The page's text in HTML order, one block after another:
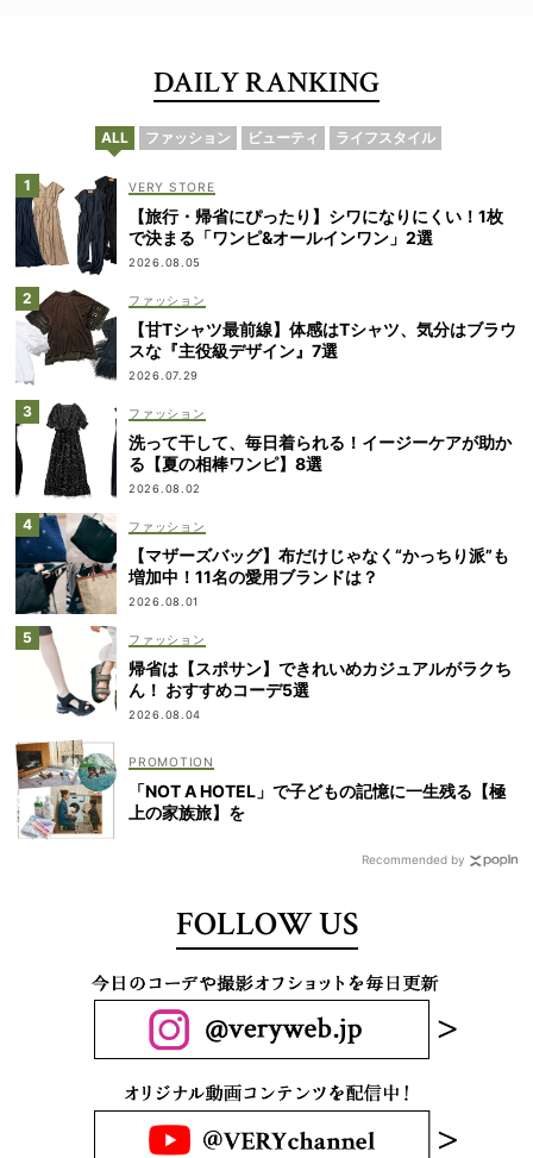
DAILY RANKING
ALL ファッション ビューティ ライフスタイル
VERY STORE
【旅行・帰省にぴったり】シワになりにくい！1枚
で決まる「ワンピ&オールインワン」2選
2026.08.05
ファッション
【甘Tシャツ最前線】体感はTシャツ、気分はブラウ
スな『主役級デザイン』7選
2026.07.29
ファッション
洗って干して、毎日着られる！イージーケアが助か
る【夏の相棒ワンピ】8選
2026.08.02
ファッション
【マザーズバッグ】布だけじゃなく“かっちり派”も
増加中！11名の愛用ブランドは？
2026.08.01
ファッション
帰省は【スポサン】できれいめカジュアルがラクち
ん！ おすすめコーデ5選
2026.08.04
「NOT A HOTEL」で子どもの記憶に一生残る【極
上の家族旅】を
Recommended by
FOLLOW US